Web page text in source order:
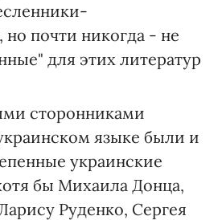
почти никогда - не
для этих литератур
сторонниками
языке были и
украинские
бы Михаила Донца,
Руденко, Сергея